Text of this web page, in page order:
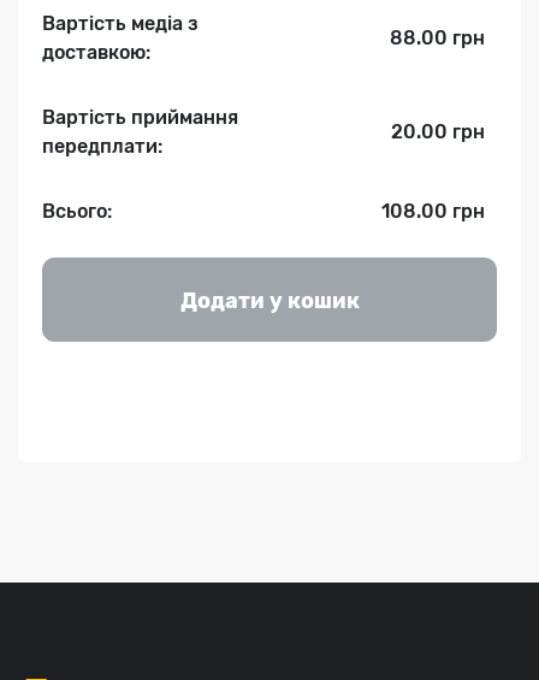
Вартість медіа з
доставкою:
88.00 грн
Вартість приймання
передплати:
20.00 грн
Всього: 108.00 грн
Додати у кошик